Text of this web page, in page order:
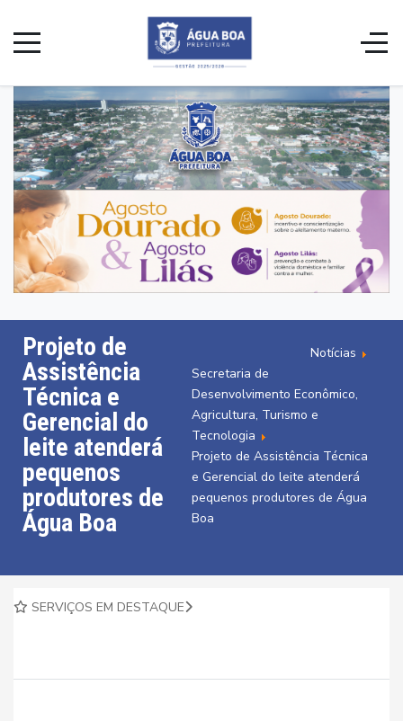
Projeto de
Assistência
Técnica e
Gerencial do
leite atenderá
pequenos
produtores de
Água Boa
Notícias
Secretaria de
Desenvolvimento Econômico,
Agricultura, Turismo e
Tecnologia
Projeto de Assistência Técnica
e Gerencial do leite atenderá
pequenos produtores de Água
Boa
SERVIÇOS EM DESTAQUE